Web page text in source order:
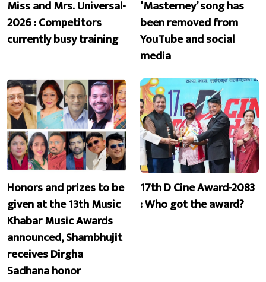
Miss and Mrs. Universal-
2026 : Competitors
currently busy training
‘Masterney’ song has
been removed from
YouTube and social
media
Honors and prizes to be
given at the 13th Music
Khabar Music Awards
announced, Shambhujit
receives Dirgha
Sadhana honor
17th D Cine Award-2083
: Who got the award?